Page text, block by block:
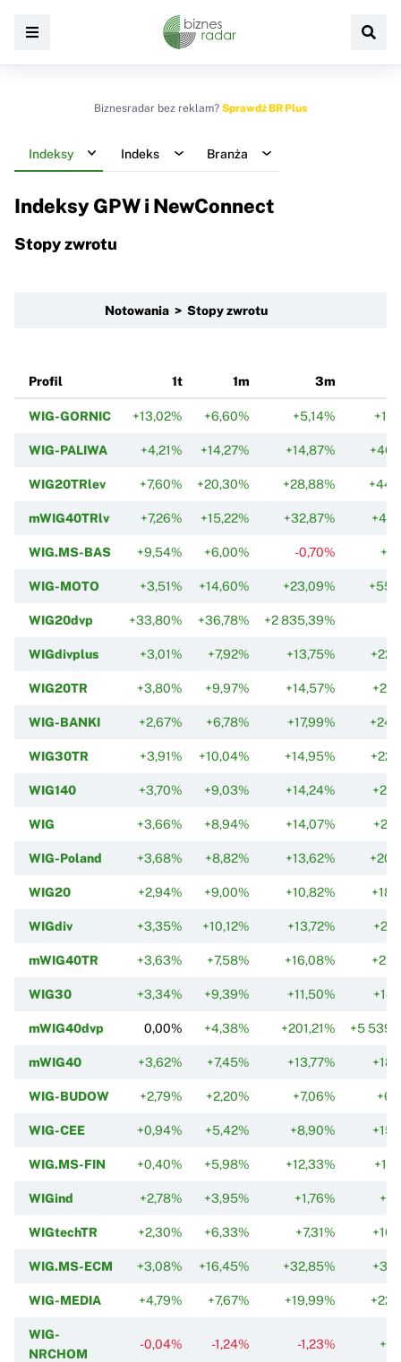
Biznesradar bez reklam? Sprawdź BR Plus
Indeksy Indeks Branża
Indeksy GPW i NewConnect
Stopy zwrotu
Notowania > Stopy zwrotu
Profil 1t 1m 3m
WIG-GORNIC +13,02% +6,60% +5,14%
WIG-PALIWA +4,21% +14,27% +14,87%
WIG20TRlev +7,60% +20,30% +28,88%
mWIG40TRlv +7,26% +15,22% +32,87%
WIG.MS-BAS +9,54% +6,00% -0,70%
WIG-MOTO +3,51% +14,60% +23,09%
WIG20dvp +33,80% +36,78% +2 835,39%
WIGdivplus +3,01% +7,92% +13,75%
WIG20TR +3,80% +9,97% +14,57%
WIG-BANKI +2,67% +6,78% +17,99%
WIG30TR +3,91% +10,04% +14,95%
WIG140 +3,70% +9,03% +14,24%
WIG +3,66% +8,94% +14,07%
WIG-Poland +3,68% +8,82% +13,62%
WIG20 +2,94% +9,00% +10,82%
WIGdiv +3,35% +10,12% +13,72%
mWIG40TR +3,63% +7,58% +16,08%
WIG30 +3,34% +9,39% +11,50%
mWIG40dvp 0,00% +4,38% +201,21% +5
mWIG40 +3,62% +7,45% +13,77%
WIG-BUDOW +2,79% +2,20% +7,06%
WIG-CEE +0,94% +5,42% +8,90%
WIG.MS-FIN +0,40% +5,98% +12,33%
WIGind +2,78% +3,95% +1,76%
WIGtechTR +2,30% +6,33% +7,31%
WIG.MS-ECM +3,08% +16,45% +32,85%
WIG-MEDIA +4,79% +7,67% +19,99%
WIG-
NRCHOM
-0,04% -1,24% -1,23%